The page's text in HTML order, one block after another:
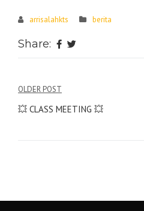
arrisalahkts berita
Share:
Post
navigation
OLDER POST
💥 CLASS MEETING 💥